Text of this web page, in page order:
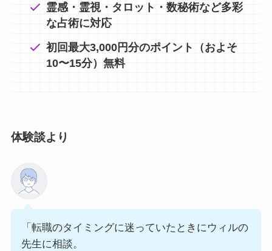
霊感・霊視・タロット・数秘術など多彩
な占術に対応
初回最大3,000円分のポイント（およそ
10〜15分）無料
体験談より
「転職のタイミングに迷っていたときにウィルの
先生に相談。